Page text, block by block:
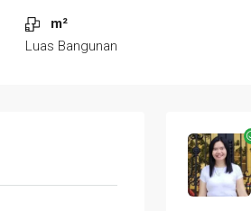
m²
Luas Bangunan